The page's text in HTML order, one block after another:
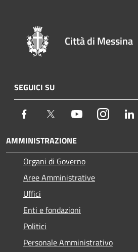
Città di Messina
SEGUICI SU
Facebook Twitter YoutubeInstagram
AMMINISTRAZIONE
Organi di Governo
Aree Amministrative
Uffici
Enti e fondazioni
Politici
Personale Amministrativo